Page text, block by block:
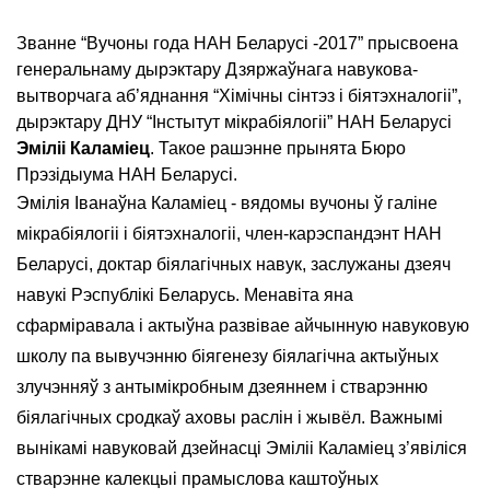
Званне “Вучоны года НАН Беларусі -2017” прысвоена
генеральнаму дырэктару Дзяржаўнага навукова-
вытворчага аб’яднання “Хімічны сінтэз і біятэхналогіі”,
дырэктару ДНУ “Інстытут мікрабіялогіі” НАН Беларусі
Эміліі Каламіец. Такое рашэнне прынята Бюро
Прэзідыума НАН Беларусі.
Эмілія Іванаўна Каламіец - вядомы вучоны ў галіне
мікрабіялогіі і біятэхналогіі, член-карэспандэнт НАН
Беларусі, доктар біялагічных навук, заслужаны дзеяч
навукі Рэспублікі Беларусь. Менавіта яна
сфарміравала і актыўна развівае айчынную навуковую
школу па вывучэнню біягенезу біялагічна актыўных
злучэнняў з антымікробным дзеяннем і стварэнню
біялагічных сродкаў аховы раслін і жывёл. Важнымі
вынікамі навуковай дзейнасці Эміліі Каламіец з’явіліся
стварэнне калекцыі прамыслова каштоўных